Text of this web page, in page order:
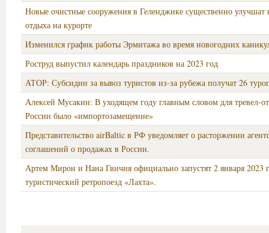
Новые очистные сооружения в Геленджике существенно улучшат
отдыха на курорте
Изменился график работы Эрмитажа во время новогодних
Роструд выпустил календарь праздников на 2023 год
АТОР: Субсидии за вывоз туристов из-за рубежа получат 26
Алексей Мусакин: В уходящем году главным словом для тревел-
России было «импортозамещение»
Представительство airBaltic в РФ уведомляет о расторжении
соглашений о продажах в России.
Артем Мирон и Нана Гвичия официально запустят 2 января 2023
туристический ретропоезд «Лахта».